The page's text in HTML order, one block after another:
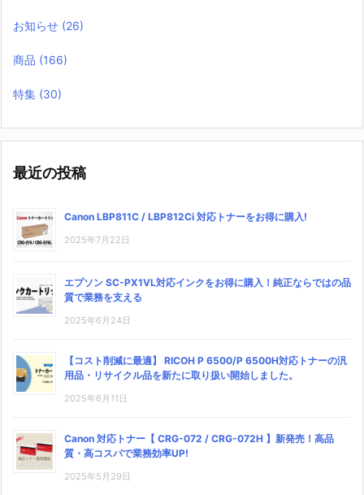
お知らせ (26)
商品 (166)
特集 (30)
最近の投稿
Canon LBP811C / LBP812Ci 対応トナーをお得に購入!
2025年7月22日
エプソン SC-PX1VL対応インクをお得に購入！純正ならではの品
質で業務を支える
2025年6月24日
【コスト削減に最適】 RICOH P 6500/P 6500H対応トナーの汎
用品・リサイクル品を新たに取り扱い開始しました。
2025年6月11日
Canon 対応トナー【 CRG-072 / CRG-072H 】新発売！高品
質・高コスパで業務効率UP!
2025年5月29日